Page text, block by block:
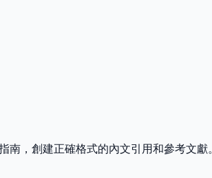
，創建正確格式的內文引用和參考文獻。